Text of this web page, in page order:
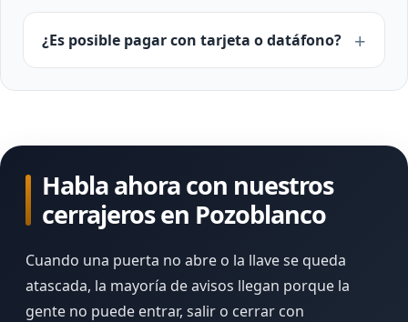
¿Es posible pagar con tarjeta o datáfono?
Habla ahora con nuestros
cerrajeros en Pozoblanco
Cuando una puerta no abre o la llave se queda
atascada, la mayoría de avisos llegan porque la
gente no puede entrar, salir o cerrar con